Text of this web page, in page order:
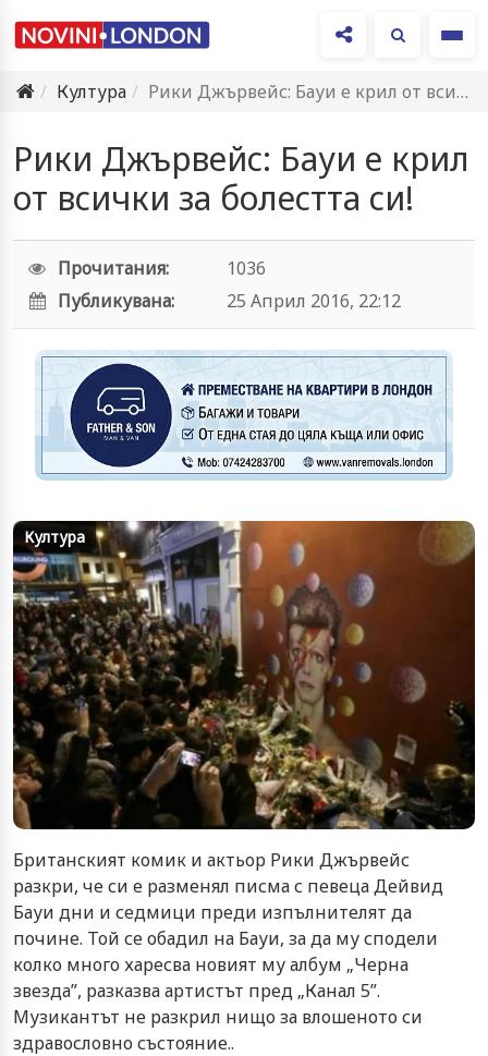
Култура
Рики Джървейс: Бауи е крил от всички за болестта си!
Рики Джървейс: Бауи е крил
от всички за болестта си!
Прочитания:
1036
Публикувана:
25 Април 2016, 22:12
Култура
Британският комик и актьор Рики Джървейс
разкри, че си е разменял писма с певеца Дейвид
Бауи дни и седмици преди изпълнителят да
почине. Той се обадил на Бауи, за да му сподели
колко много харесва новият му албум „Черна
звезда”, разказва артистът пред „Канал 5”.
Музикантът не разкрил нищо за влошеното си
здравословно състояние..